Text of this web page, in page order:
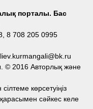
порталы. Бас
8 708 205 0995
© 2016 Авторлық және
көрсетуіңіз
сәйкес келе